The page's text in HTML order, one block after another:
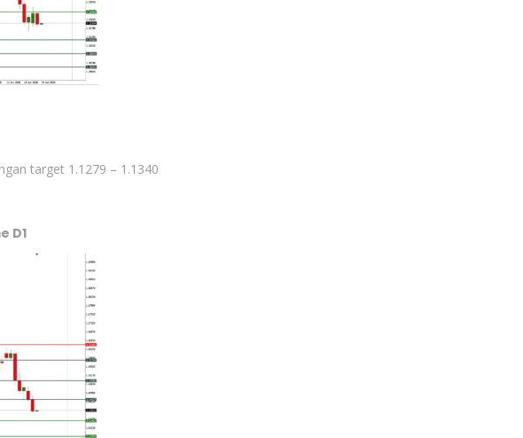
target 1.1279 – 1.1340
D1